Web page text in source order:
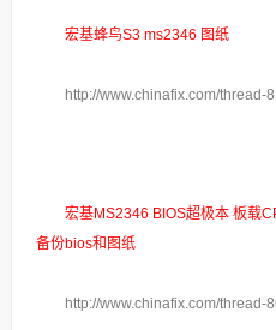
宏基蜂鸟S3 ms2346 图纸
http://www.chinafix.com/thread-
宏基MS2346 BIOS超极本 板载
备份bios和图纸
http://www.chinafix.com/thread-